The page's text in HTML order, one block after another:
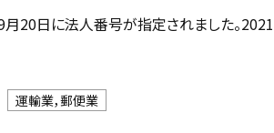
20日に法人番号が指定されました。
運輸業，郵便業